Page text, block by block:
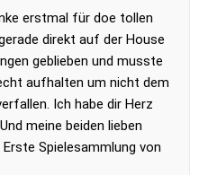
erstmal für doe tollen
direkt auf der House
geblieben und musste
aufhalten um nicht dem
Ich habe dir Herz
meine beiden lieben
Spielesammlung von